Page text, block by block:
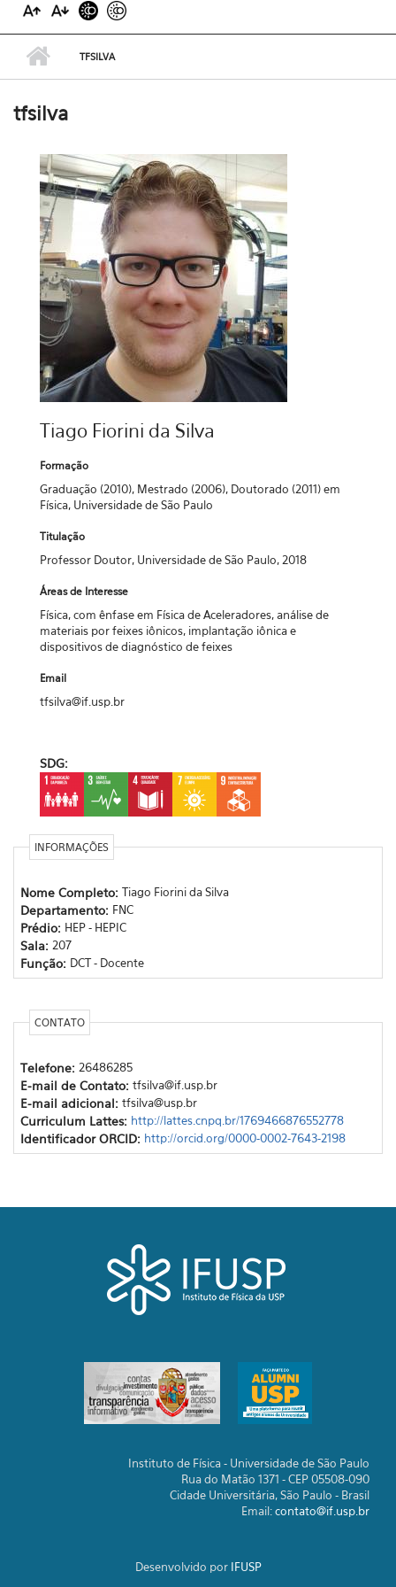
TFSILVA
tfsilva
Tiago Fiorini da Silva
Formação
Graduação (2010), Mestrado (2006), Doutorado (2011) em
Física, Universidade de São Paulo
Titulação
Professor Doutor, Universidade de São Paulo, 2018
Áreas de Interesse
Física, com ênfase em Física de Aceleradores, análise de
materiais por feixes iônicos, implantação iônica e
dispositivos de diagnóstico de feixes
Email
tfsilva@if.usp.br
SDG:
INFORMAÇÕES
Nome Completo: Tiago Fiorini da Silva
Departamento: FNC
Prédio: HEP - HEPIC
Sala: 207
Função: DCT - Docente
CONTATO
Telefone: 26486285
E-mail de Contato: tfsilva@if.usp.br
E-mail adicional: tfsilva@usp.br
Curriculum Lattes: http://lattes.cnpq.br/1769466876552778
Identificador ORCID: http://orcid.org/0000-0002-7643-2198
Instituto de Física - Universidade de São Paulo
Rua do Matão 1371 - CEP 05508-090
Cidade Universitária, São Paulo - Brasil
Email:contato@if.usp.br
Desenvolvido por IFUSP